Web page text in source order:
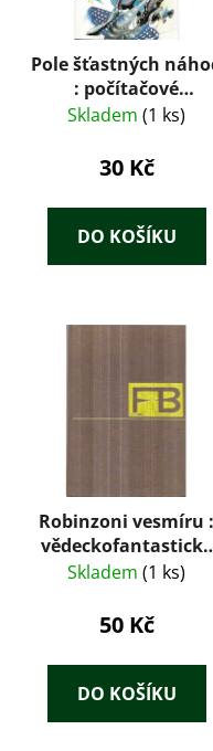
Pole šťastných
: počítačové
romaneto
Skladem (1 ks)
30 Kč
DO KOŠÍKU
Robinzoni vesmíru :
vědeckofantastický
román
Skladem (1 ks)
50 Kč
DO KOŠÍKU